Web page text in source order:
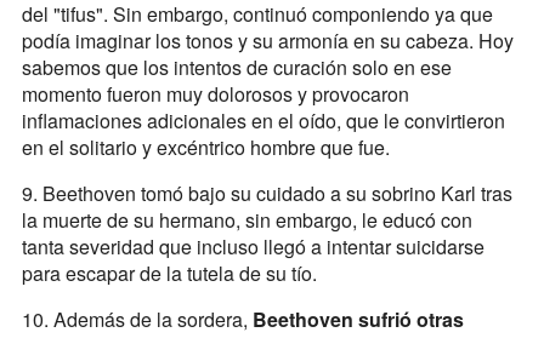
del "tifus". Sin embargo, continuó componiendo ya que
podía imaginar los tonos y su armonía en su cabeza. Hoy
sabemos que los intentos de curación solo en ese
momento fueron muy dolorosos y provocaron
inflamaciones adicionales en el oído, que le convirtieron
en el solitario y excéntrico hombre que fue.
9. Beethoven tomó bajo su cuidado a su sobrino Karl tras
la muerte de su hermano, sin embargo, le educó con
tanta severidad que incluso llegó a intentar suicidarse
para escapar de la tutela de su tío.
10. Además de la sordera, Beethoven sufrió otras